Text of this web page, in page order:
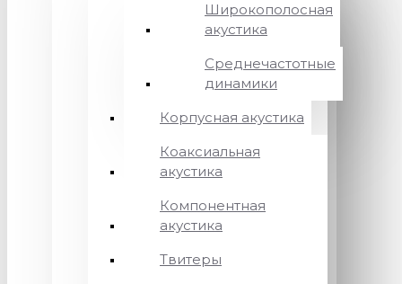
Широкополосная
акустика
Среднечастотные
динамики
Корпусная акустика
Коаксиальная
акустика
Компонентная
акустика
Твитеры